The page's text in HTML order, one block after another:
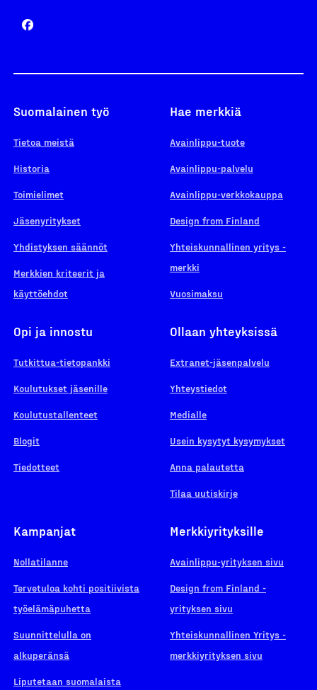
Suomalainen työ
Tietoa meistä
Historia
Toimielimet
Jäsenyritykset
Yhdistyksen säännöt
Merkkien kriteerit ja
käyttöehdot
Hae merkkiä
Avainlippu-tuote
Avainlippu-palvelu
Avainlippu-verkkokauppa
Design from Finland
Yhteiskunnallinen yritys -
merkki
Vuosimaksu
Opi ja innostu
Tutkittua-tietopankki
Koulutukset jäsenille
Koulutustallenteet
Blogit
Tiedotteet
Ollaan yhteyksissä
Extranet-jäsenpalvelu
Yhteystiedot
Medialle
Usein kysytyt kysymykset
Anna palautetta
Tilaa uutiskirje
Kampanjat
Nollatilanne
Tervetuloa kohti positiivista
työelämäpuhetta
Suunnittelulla on
alkuperänsä
Liputetaan suomalaista
Merkkiyrityksille
Avainlippu-yrityksen sivu
Design from Finland -
yrityksen sivu
Yhteiskunnallinen Yritys -
merkkiyrityksen sivu